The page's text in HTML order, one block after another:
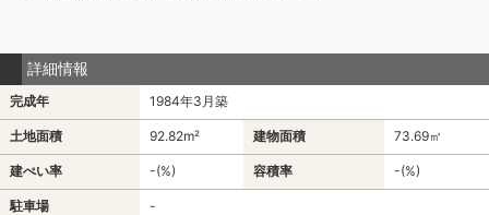
詳細情報
完成年 1984年3月築
土地面積 92.82m² 建物面積 73.69㎡
建ぺい率 -(%) 容積率 -(%)
駐車場 -